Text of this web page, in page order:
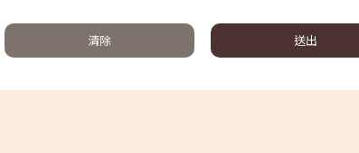
清除 送出